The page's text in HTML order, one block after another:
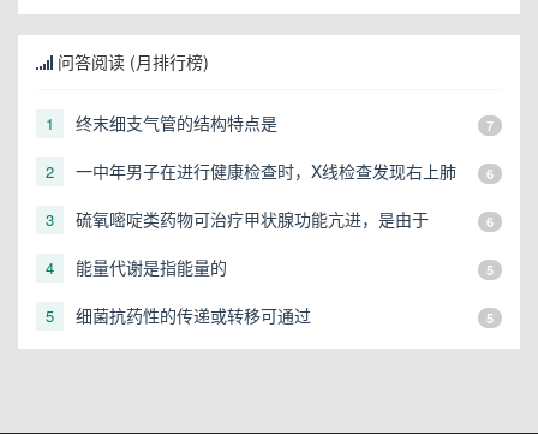
内压力是（）
问答阅读 (月排行榜)
1 终末细支气管的结构特点是 7
2
一中年男子在进行健康检查时，X线检查发现右上肺
6
3 硫氧嘧啶类药物可治疗甲状腺功能亢进，是由于 6
4 能量代谢是指能量的 5
5 细菌抗药性的传递或转移可通过 5